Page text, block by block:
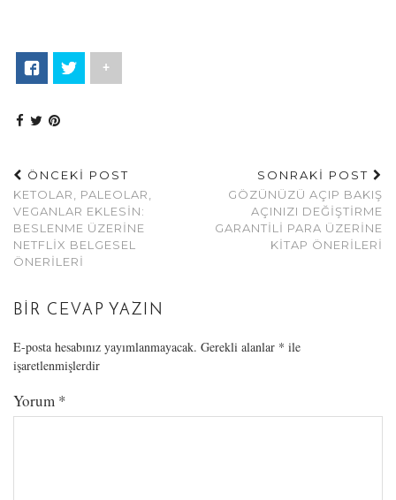
+
ÖNCEKİ POST
KETOLAR, PALEOLAR,
VEGANLAR EKLESIN:
BESLENME ÜZERINE
NETFLIX BELGESEL
ÖNERILERI
SONRAKİ POST
GÖZÜNÜZÜ AÇIP BAKIŞ
AÇINIZI DEĞIŞTIRME
GARANTILI PARA ÜZERINE
KITAP ÖNERILERI
BIR CEVAP YAZIN
E-posta hesabınız yayımlanmayacak. Gerekli alanlar * ile
işaretlenmişlerdir
Yorum *